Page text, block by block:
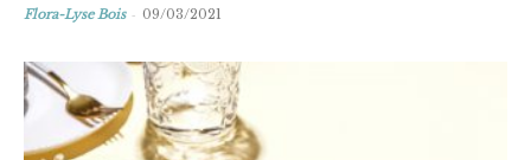
Flora-Lyse Bois - 09/03/2021